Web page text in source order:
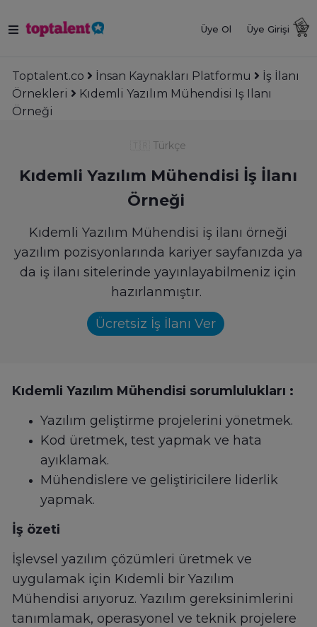
Üye Ol Üye Girişi
Toptalent.co İnsan Kaynakları Platformu
İş İlanı
Örnekleri
Kıdemli Yazılım Mühendisi Iş Ilanı
Örneği
Türkçe
Kıdemli Yazılım Mühendisi İş İlanı
Örneği
Kıdemli Yazılım Mühendisi iş ilanı örneği
yazılım pozisyonlarında kariyer sayfanızda ya
da iş ilanı sitelerinde yayınlayabilmeniz için
hazırlanmıştır.
Ücretsiz İş İlanı Ver
Kıdemli Yazılım Mühendisi sorumlulukları :
Yazılım geliştirme projelerini yönetmek.
Kod üretmek, test yapmak ve hata
ayıklamak.
Mühendislere ve geliştiricilere liderlik
yapmak.
İş özeti
İşlevsel yazılım çözümleri üretmek ve
uygulamak için Kıdemli bir Yazılım
Mühendisi arıyoruz. Yazılım gereksinimlerini
tanımlamak, operasyonel ve teknik projelere